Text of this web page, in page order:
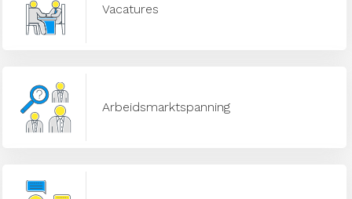
Vacatures
Arbeidsmarktspanning